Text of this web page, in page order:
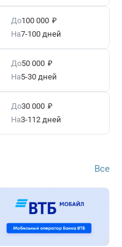
До100 000 ₽
На7-100 дней
До50 000 ₽
На5-30 дней
До30 000 ₽
На3-112 дней
Все